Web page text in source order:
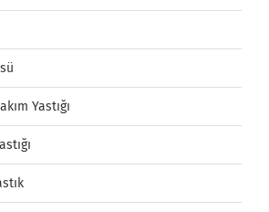
Yastığı